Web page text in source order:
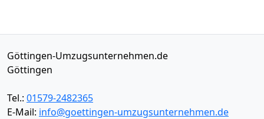
Göttingen-Umzugsunternehmen.de
Göttingen
Tel.: 01579-2482365
E-Mail: info@goettingen-umzugsunternehmen.de